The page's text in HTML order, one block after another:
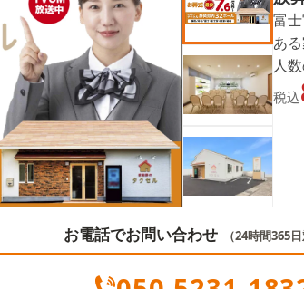
富
あ
人
葬
備
「
線
税込
お電話でお問い合わせ （24時間365